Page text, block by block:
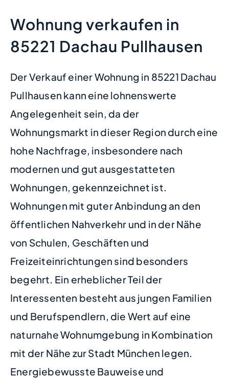
Wohnung verkaufen in
85221 Dachau Pullhausen
Der Verkauf einer Wohnung in 85221 Dachau
Pullhausen kann eine lohnenswerte
Angelegenheit sein, da der
Wohnungsmarkt in dieser Region durch eine
hohe Nachfrage, insbesondere nach
modernen und gut ausgestatteten
Wohnungen, gekennzeichnet ist.
Wohnungen mit guter Anbindung an den
öffentlichen Nahverkehr und in der Nähe
von Schulen, Geschäften und
Freizeiteinrichtungen sind besonders
begehrt. Ein erheblicher Teil der
Interessenten besteht aus jungen Familien
und Berufspendlern, die Wert auf eine
naturnahe Wohnumgebung in Kombination
mit der Nähe zur Stadt München legen.
Energiebewusste Bauweise und